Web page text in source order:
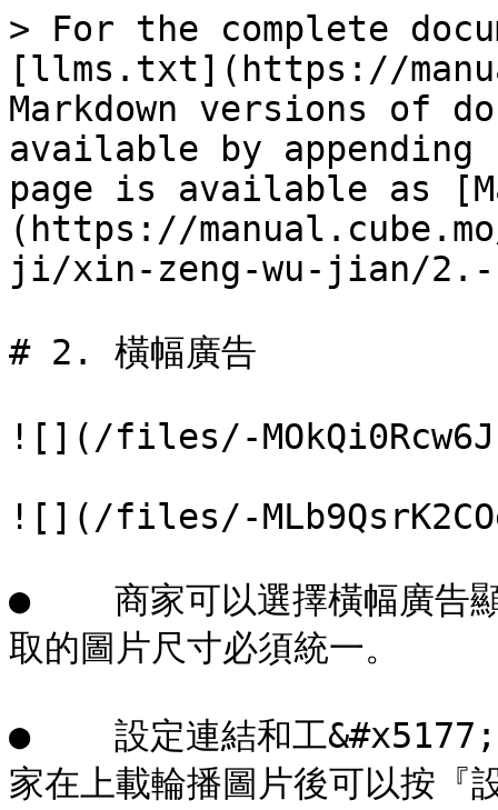
> For the complete
[llms.txt](https://
Markdown versions of
available by
page is available as
(https://
ji/xin-zeng-wu-jian/2.-
# 2. 橫幅廣告
![](/files/-
![](/files/-
●    商家可以選擇橫幅廣告
取的圖片尺寸必須統一。
●    設定連結和工
家在上載輪播圖片後可以按『